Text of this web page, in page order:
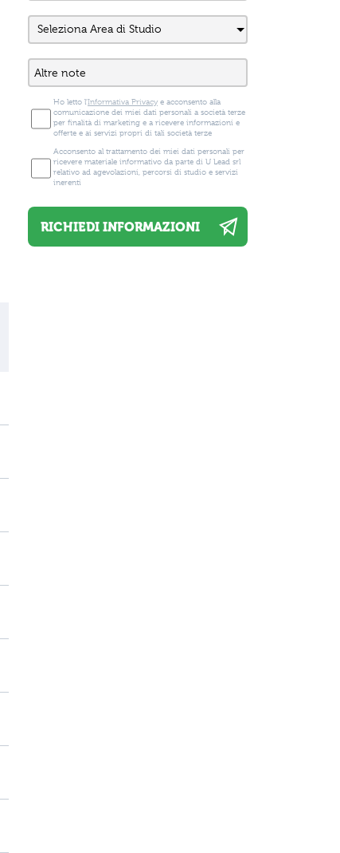
Ho letto l'Informativa Privacye acconsento alla
comunicazione dei miei dati personali a società terze
per finalità di marketing e a ricevere informazioni e
offerte e ai servizi propri di tali società terze
Acconsento al trattamento dei miei dati personali per
ricevere materiale informativo da parte di U Lead srl
relativo ad agevolazioni, percorsi di studio e servizi
inerenti